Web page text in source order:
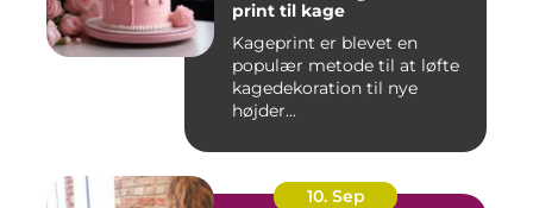
print til kage
Kageprint er blevet en
populær metode til at løfte
kagedekoration til nye
højder...
10. Sep